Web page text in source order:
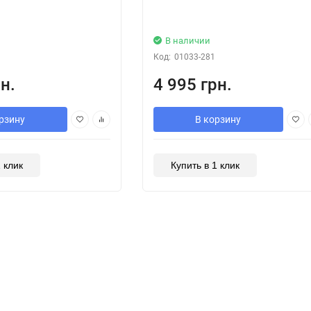
клик
В наличии
Код: 01033-281
4 995 грн.
В корзину
Купить в 1 клик